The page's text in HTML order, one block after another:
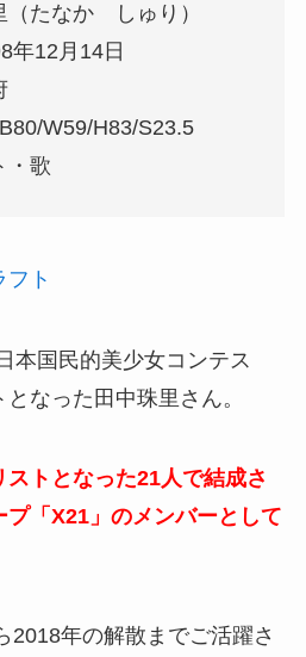
たなか しゅり）
年12月14日
W59/H83/S23.5
・歌
フト
本国民的美少女コンテス
なった田中珠里さん。
トとなった21人で結成さ
「X21」のメンバーとして
2018年の解散までご活躍さ